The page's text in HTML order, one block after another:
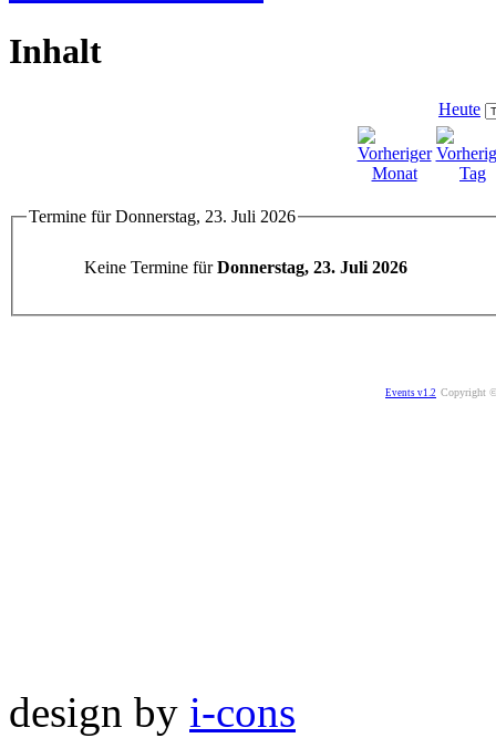
Inhalt
Heute
Termine für Donnerstag, 23. Juli 2026
Keine Termine fürDonnerstag, 23. Juli 2026
Events v1.2 Copyright
design by i-cons